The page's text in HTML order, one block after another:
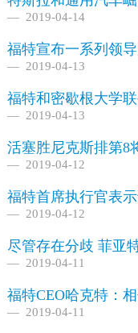
2019-04-14
福特宣布一系列领
2019-04-13
福特和密歇根大学
2019-04-13
活塞胜尼克斯排第8
2019-04-12
福特首席执行官表
2019-04-12
尽管存在分歧 菲亚
2019-04-11
福特CEO哈克特：
2019-04-11